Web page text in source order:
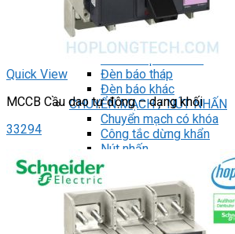
DRIVER / MOTOR STEP
ĐÈN BÁO
Đèn báo quay
Đèn báo tháp
Đèn báo khác
CHUYỂN MẠCH / NÚT NHẤN
Chuyển mạch có khóa
Công tắc dừng khẩn
Nút nhấn
Phích cắm / Ổ cắm / Công tắc
Can nhiệt
Quick View
MCCB Cầu dao tự động – dạng khối
33294